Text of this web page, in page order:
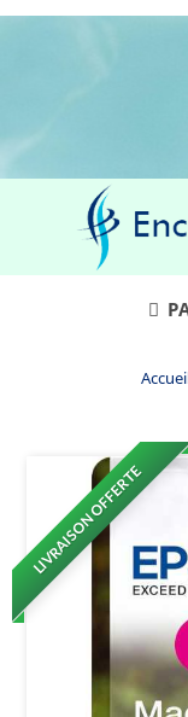
LIVRAISON OFFERTE